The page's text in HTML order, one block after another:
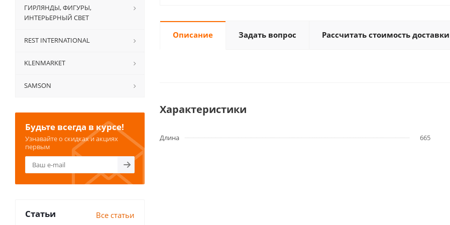
Описание Задать вопрос Рассчитать стоимость доставки
Характеристики
Длина 665
ГИРЛЯНДЫ, ФИГУРЫ,
ИНТЕРЬЕРНЫЙ СВЕТ
REST INTERNATIONAL
KLENMARKET
SAMSON
Будьте всегда в курсе!
Узнавайте о скидках и акциях
первым
Статьи Все статьи